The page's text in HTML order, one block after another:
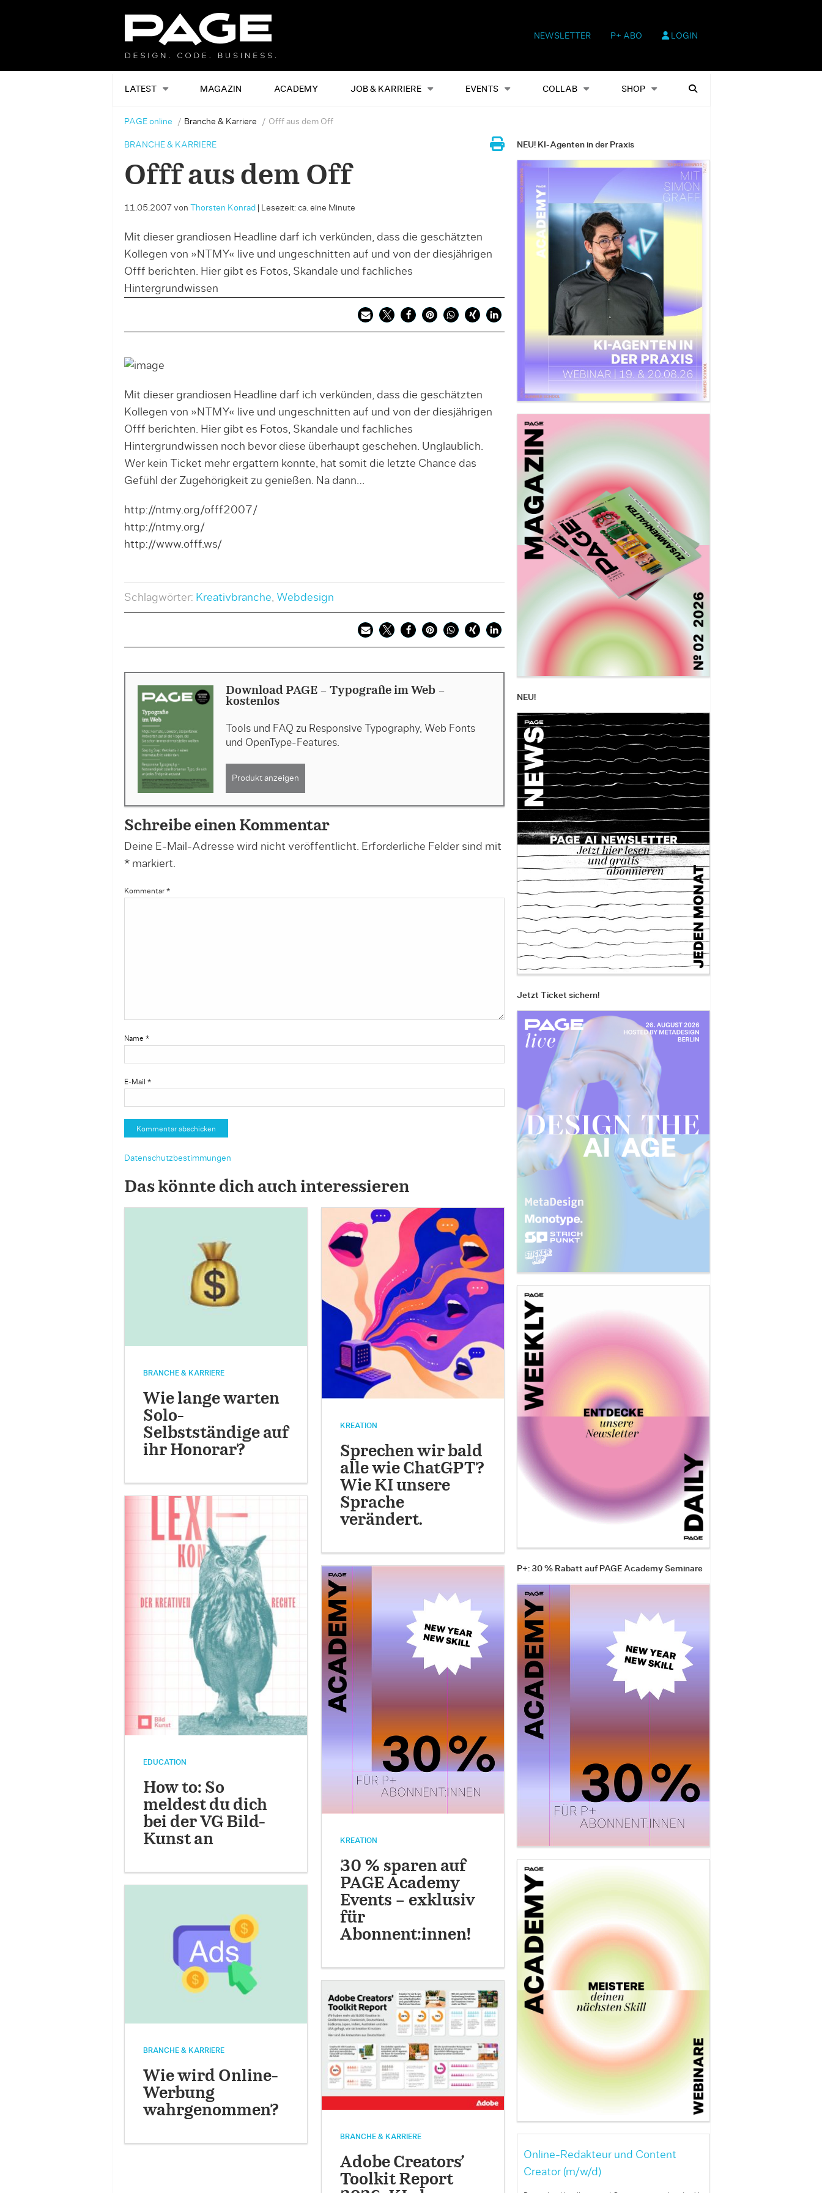
NEWSLETTER P+ ABO LOGIN
LATEST MAGAZIN ACADEMY JOB & KARRIERE EVENTS COLLAB SHOP
Alles Events Shop Heftausgaben Suchen
PAGE online Branche & Karriere Offf aus dem Off
BRANCHE & KARRIERE
Offf aus dem Off
11.05.2007 von Thorsten Konrad Lesezeit: ca. eine Minute
Mit dieser grandiosen Headline darf ich verkünden, dass die geschätzten
Kollegen von »NTMY« live und ungeschnitten auf und von der diesjährigen
Offf berichten. Hier gibt es Fotos, Skandale und fachliches
Hintergrundwissen
Mit dieser grandiosen Headline darf ich verkünden, dass die geschätzten
Kollegen von »NTMY« live und ungeschnitten auf und von der diesjährigen
Offf berichten. Hier gibt es Fotos, Skandale und fachliches
Hintergrundwissen noch bevor diese überhaupt geschehen. Unglaublich.
Wer kein Ticket mehr ergattern konnte, hat somit die letzte Chance das
Gefühl der Zugehörigkeit zu genießen. Na dann…
http://ntmy.org/offf2007/
http://ntmy.org/
http://www.offf.ws/
Schlagwörter: Kreativbranche Webdesign
Download PAGE - Typografie im Web -
kostenlos
Tools und FAQ zu Responsive Typography, Web Fonts
und OpenType-Features.
Produkt anzeigen
Schreibe einen Kommentar
Deine E-Mail-Adresse wird nicht veröffentlicht. Erforderliche Felder sind mit
*markiert.
Kommentar *
Name *
E-Mail *
Datenschutzbestimmungen
Das könnte dich auch interessieren
BRANCHE & KARRIERE
Wie lange warten
Solo-
Selbstständige auf
ihr Honorar?
KREATION
Sprechen wir bald
alle wie ChatGPT?
Wie KI unsere
Sprache
verändert.
EDUCATION
How to: So
meldest du dich
bei der VG Bild-
Kunst an
KREATION
30 % sparen auf
PAGE Academy
Events – exklusiv
für
Abonnent:innen!
BRANCHE & KARRIERE
Wie wird Online-
Werbung
wahrgenommen?
BRANCHE & KARRIERE
Adobe Creators’
Toolkit Report
NEU! KI-Agenten in der Praxis
NEU!
Jetzt Ticket sichern!
P+: 30 % Rabatt auf PAGE Academy Seminare
Online-Redakteur und Content
Creator (m/w/d)